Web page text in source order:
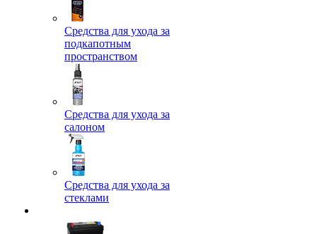
Средства для ухода за
подкапотным
пространством
Средства для ухода за
салоном
Средства для ухода за
стеклами